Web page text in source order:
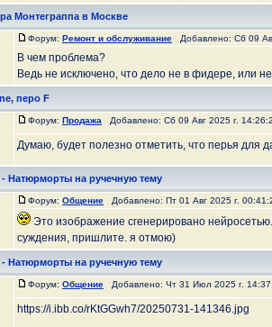
Монтеграппа в Москве
Форум: Ремонт и обслуживание Добавлено: Сб 09
В чем проблема?
Ведь не исключено, что дело не в фидере, или
перо F
Форум: Продажа Добавлено: Сб 09 Авг 2025 г.
Думаю, будет полезно отметить, что перья для
на ручечную тему
Форум: Общение Добавлено: Пт 01 Авг 2025 г.
Это изображение сгенерировано
суждения, пришлите. я отмою)
на ручечную тему
Форум: Общение Добавлено: Чт 31 Июл 2025 г.
https://i.ibb.co/rKtGGwh7/20250731-141346.jpg